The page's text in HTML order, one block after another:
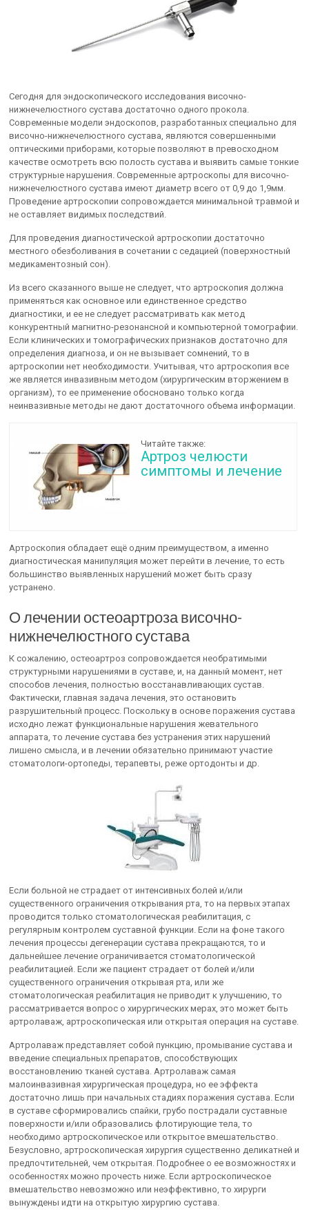
Сегодня для эндоскопического исследования височно-
нижнечелюстного сустава достаточно одного прокола.
Современные модели эндоскопов, разработанных специально для
височно-нижнечелюстного сустава, являются совершенными
оптическими приборами, которые позволяют в превосходном
качестве осмотреть всю полость сустава и выявить самые тонкие
структурные нарушения. Современные артроскопы для височно-
нижнечелюстного сустава имеют диаметр всего от 0,9 до 1,9мм.
Проведение артроскопии сопровождается минимальной травмой и
не оставляет видимых последствий.
Для проведения диагностической артроскопии достаточно
местного обезболивания в сочетании с седацией (поверхностный
медикаментозный сон).
Из всего сказанного выше не следует, что артроскопия должна
применяться как основное или единственное средство
диагностики, и ее не следует рассматривать как метод
конкурентный магнитно-резонансной и компьютерной томографии.
Если клинических и томографических признаков достаточно для
определения диагноза, и он не вызывает сомнений, то в
артроскопии нет необходимости. Учитывая, что артроскопия все
же является инвазивным методом (хирургическим вторжением в
организм), то ее применение обосновано только когда
неинвазивные методы не дают достаточного объема информации.
Читайте также:
Артроз челюсти
симптомы и лечение
Артроскопия обладает ещё одним преимуществом, а именно
диагностическая манипуляция может перейти в лечение, то есть
большинство выявленных нарушений может быть сразу
устранено.
О лечении остеоартроза височно-
нижнечелюстного сустава
К сожалению, остеоартроз сопровождается необратимыми
структурными нарушениями в суставе, и, на данный момент, нет
способов лечения, полностью восстанавливающих сустав.
Фактически, главная задача лечения, это остановить
разрушительный процесс. Поскольку в основе поражения сустава
исходно лежат функциональные нарушения жевательного
аппарата, то лечение сустава без устранения этих нарушений
лишено смысла, и в лечении обязательно принимают участие
стоматологи-ортопеды, терапевты, реже ортодонты и др.
Если больной не страдает от интенсивных болей и/или
существенного ограничения открывания рта, то на первых этапах
проводится только стоматологическая реабилитация, с
регулярным контролем суставной функции. Если на фоне такого
лечения процессы дегенерации сустава прекращаются, то и
дальнейшее лечение ограничивается стоматологической
реабилитацией. Если же пациент страдает от болей и/или
существенного ограничения открывая рта, или же
стоматологическая реабилитация не приводит к улучшению, то
рассматривается вопрос о хирургических мерах, это может быть
артролаваж, артроскопическая или открытая операция на суставе.
Артролаваж представляет собой пункцию, промывание сустава и
введение специальных препаратов, способствующих
восстановлению тканей сустава. Артролаваж самая
малоинвазивная хирургическая процедура, но ее эффекта
достаточно лишь при начальных стадиях поражения сустава. Если
в суставе сформировались спайки, грубо пострадали суставные
поверхности и/или образовались флотирующие тела, то
необходимо артроскопическое или открытое вмешательство.
Безусловно, артроскопическая хирургия существенно деликатней и
предпочтительней, чем открытая. Подробнее о ее возможностях и
особенностях можно прочесть ниже. Если артроскопическое
вмешательство невозможно или неэффективно, то хирурги
вынуждены идти на открытую хирургию сустава.